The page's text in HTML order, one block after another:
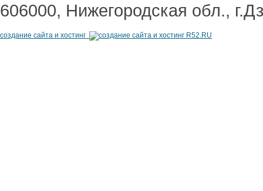
606000, Нижегородская обл.,
создание сайта и хостинг